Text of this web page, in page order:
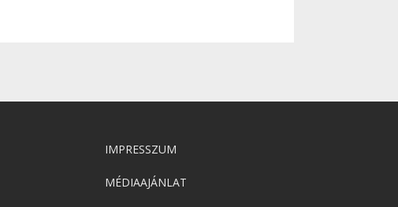
IMPRESSZUM
MÉDIAAJÁNLAT